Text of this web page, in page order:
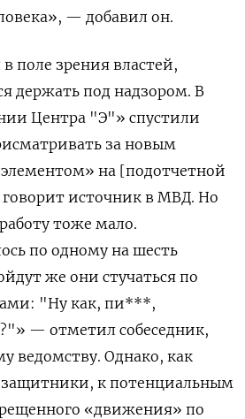
— добавил он.
поле зрения властей,
держать под надзором. В
Центра "Э"» спустили
за новым
на [подотчетной
источник в МВД. Но
тоже мало.
по одному на шесть
же они стучаться по
"Ну как, пи***,
— отметил собеседник,
ведомству. Однако, как
к потенциальным
«движения» по